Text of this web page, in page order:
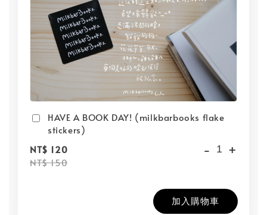
HAVE A BOOK DAY! (milkbarbooks flake
stickers)
NT$ 120
NT$ 150
- +
加入購物車